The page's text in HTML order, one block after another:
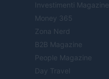
Investimenti Magazine
Money 365
Zona Nerd
B2B Magazine
People Magazine
Day Travel